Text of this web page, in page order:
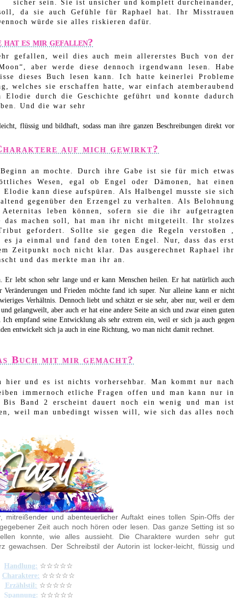
sicher sein. Sie ist unsicher und komplett durcheinander,
da sie auch Gefühle für Raphael hat. Ihr Misstrauen
würde sie alles riskieren dafür.
hat es mir gefallen?
gefallen, weil dies auch mein allererstes Buch von der
aber werde diese dennoch irgendwann lesen. Habe
dieses Buch lesen kann. Ich hatte keinerlei Probleme
welches sie erschaffen hatte, war einfach atemberaubend
durch die Geschichte geführt und konnte dadurch
Und die war sehr
flüssig und bildhaft, sodass man ihre ganzen Beschreibungen direkt vor
auf mich gewirkt?
an mochte. Durch ihre Gabe ist sie für mich etwas
Wesen, egal ob Engel oder Dämonen, hat einen
kann diese aufspüren. Als Halbengel musste sie sich
gegenüber den Erzengel zu verhalten. Als Belohnung
leben können, sofern sie die ihr aufgetragten
das machen soll, hat man ihr nicht mitgeteilt. Ihr stolzes
gefordert. Sollte sie gegen die Regeln verstoßen ,
ja einmal und fand den toten Engel. Nur, dass das erst
Zeitpunkt noch nicht klar. Das ausgerechnet Raphael ihr
und das merkte man ihr an.
Er lebt schon sehr lange und er kann Menschen heilen. Er hat natürlich auch
und Frieden möchte fand ich super. Nur alleine kann er nicht
Verhältnis. Dennoch liebt und schätzt er sie sehr, aber nur, weil er dem
gelangweilt, aber auch er hat eine andere Seite an sich und zwar einen guten
empfand seine Entwicklung als sehr extrem ein, weil er sich ja auch gegen
entwickelt sich ja auch in eine Richtung, wo man nicht damit rechnet.
Buch mit mir gemacht?
hier und es ist nichts vorhersehbar. Man kommt nur nach
immernoch etliche Fragen offen und man kann nur in
Band 2 erscheint dauert noch ein wenig und man ist
weil man unbedingt wissen will, wie sich das alles noch
mitreißender und abenteuerlicher Auftakt eines tollen Spin-Offs der
Zeit auch noch hören oder lesen. Das ganze Setting ist so
konnte, wie alles aussieht. Die Charaktere wurden sehr gut
gewachsen. Der Schreibstil der Autorin ist locker-leicht, flüssig und
Handlung: ☆☆☆☆☆
Charaktere: ☆☆☆☆☆
Erzählstil: ☆☆☆☆☆
Spannung: ☆☆☆☆☆